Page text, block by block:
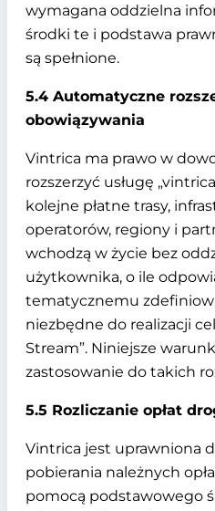
wymagana oddzielna
środki te i podstawa
są spełnione.
5.4 Automatyczne
obowiązywania
Vintrica ma prawo w
rozszerzyć usługę
kolejne płatne trasy,
operatorów, regiony i
wchodzą w życie bez
użytkownika, o ile
tematycznemu
niezbędne do realizacji
Stream”. Niniejsze
zastosowanie do takich
5.5 Rozliczanie opłat
Vintrica jest uprawniona
pobierania należnych
pomocą podstawowego